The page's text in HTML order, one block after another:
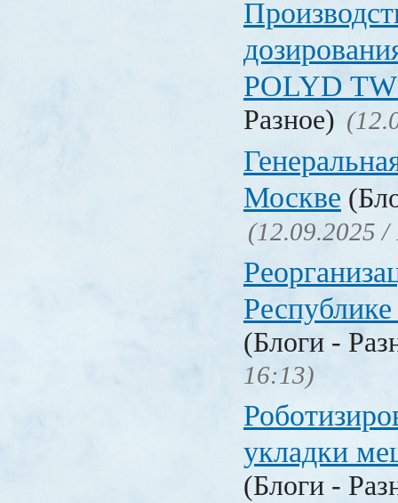
POLYD
Разное)
Москве
(12.09.2025 /
(Блоги -
16:13)
укладки
(Блоги -